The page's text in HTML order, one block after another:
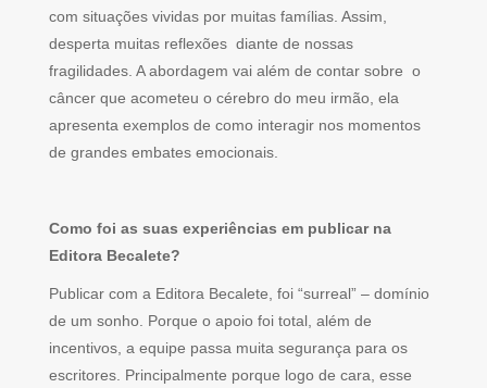
com situações vividas por muitas famílias. Assim,
desperta muitas reflexões diante de nossas
fragilidades. A abordagem vai além de contar sobre o
câncer que acometeu o cérebro do meu irmão, ela
apresenta exemplos de como interagir nos momentos
de grandes embates emocionais.
Como foi as suas experiências em publicar na
Editora Becalete?
Publicar com a Editora Becalete, foi “surreal” – domínio
de um sonho. Porque o apoio foi total, além de
incentivos, a equipe passa muita segurança para os
escritores. Principalmente porque logo de cara, esse